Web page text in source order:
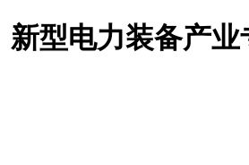
型电力装备产业